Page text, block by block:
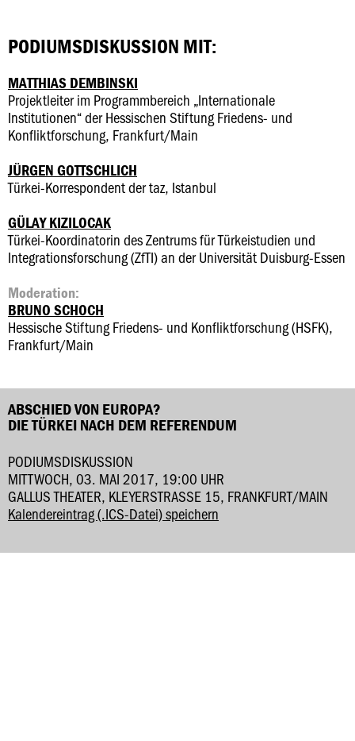
PODIUMSDISKUSSION MIT:
MATTHIAS DEMBINSKI
Projektleiter im Programmbereich „Internationale
Institutionen“ der Hessischen Stiftung Friedens- und
Konfliktforschung, Frankfurt/Main
JÜRGEN GOTTSCHLICH
Türkei-Korrespondent der taz, Istanbul
GÜLAY KIZILOCAK
Türkei-Koordinatorin des Zentrums für Türkeistudien und
Integrationsforschung (ZfTI) an der Universität Duisburg-Essen
Moderation:
BRUNO SCHOCH
Hessische Stiftung Friedens- und Konfliktforschung (HSFK),
Frankfurt/Main
ABSCHIED VON EUROPA?
DIE TÜRKEI NACH DEM REFERENDUM
PODIUMSDISKUSSION
MITTWOCH, 03. MAI 2017, 19:00 UHR
GALLUS THEATER, KLEYERSTRASSE 15, FRANKFURT/MAIN
Kalendereintrag (.ICS-Datei) speichern